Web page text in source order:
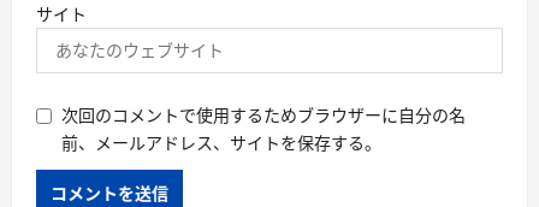
サイト
次回のコメントで使用するためブラウザーに自分の名
前、メールアドレス、サイトを保存する。